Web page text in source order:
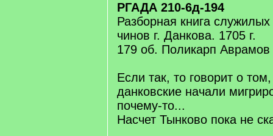
РГАДА 210-6д-194
Разборная книга
чинов г. Данкова. 1705 г.
179 об. Поликарп
Если так, то говорит о
данковские начали
почему-то...
Насчет Тынково пока не